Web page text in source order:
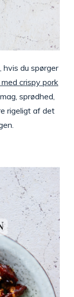
hvis du spørger
crispy pork
sprødhed,
rigeligt af det